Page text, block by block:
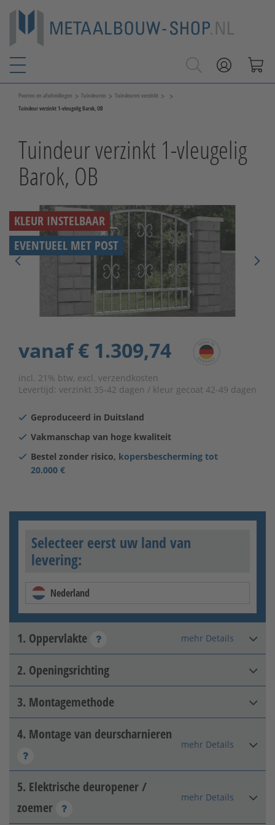
Poorten en afscheidingen > Tuindeuren > Tuindeuren verzinkt > >
Tuindeur verzinkt 1-vleugelig Barok, OB
Tuindeur verzinkt 1-vleugelig
Barok, OB
KLEUR INSTELBAAR
EVENTUEEL MET POST
vanaf€ 1.309,74
incl. 21% btw, excl. verzendkosten
Levertijd: verzinkt 35-42 dagen / kleur gecoat 42-49 dagen
Geproduceerd in Duitsland
Vakmanschap van hoge kwaliteit
Bestel zonder risico, kopersbescherming tot
20.000 €
Selecteer eerst uw land van
levering:
Nederland
1. Oppervlakte mehr Details
Thermisch verzinkt + matte
2. Openingsrichting
3. Montagemethode
Pijler-pijler
4. Montage van deurscharnieren
mehr Details
Terug met 2D tape
5. Elektrische deuropener /
zoemer
mehr Details